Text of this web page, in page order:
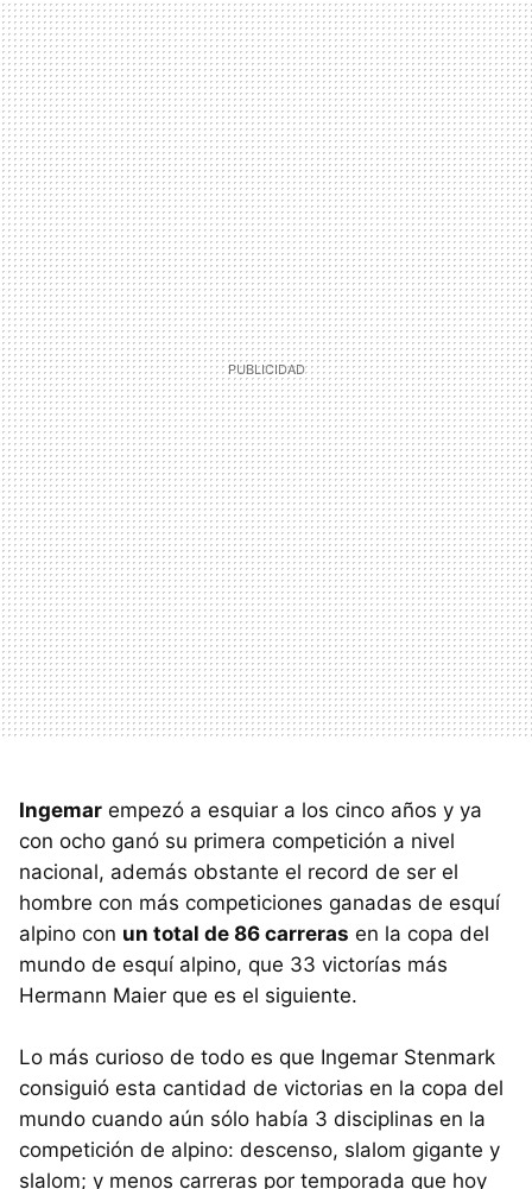
Ingemar empezó a esquiar a los cinco años y ya
con ocho ganó su primera competición a nivel
nacional, además obstante el record de ser el
hombre con más competiciones ganadas de esquí
alpino con un total de 86 carreras en la copa del
mundo de esquí alpino, que 33 victorías más
Hermann Maier que es el siguiente.
Lo más curioso de todo es que Ingemar Stenmark
consiguió esta cantidad de victorias en la copa del
mundo cuando aún sólo había 3 disciplinas en la
competición de alpino: descenso, slalom gigante y
slalom; y menos carreras por temporada que hoy